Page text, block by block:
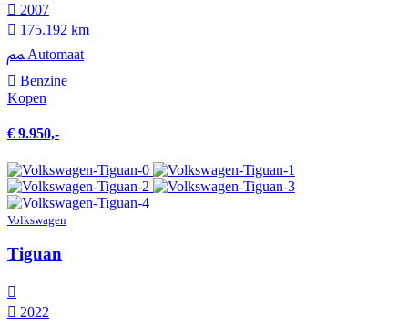
2007
175.192 km
Automaat
Benzine
Kopen
€ 9.950,-
Volkswagen
Tiguan
2022